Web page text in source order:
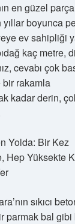
en güzel
boyunca
ev sahipliği
kaç metre,
cevabı çok
rakamla
kadar derin,
Yolda: Bir Kez
Hep Yüksekte
sıkıcı
parmak bal gibi